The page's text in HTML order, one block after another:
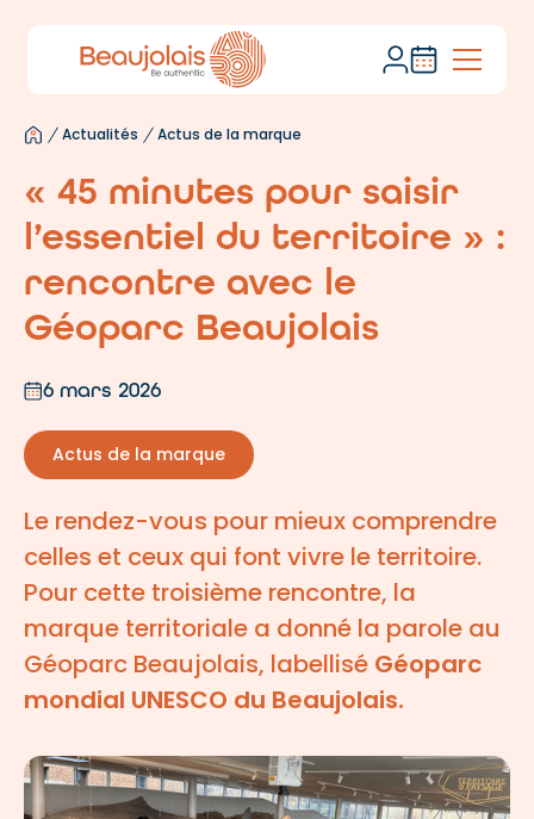
Actualités Actus de la marque
« 45 minutes pour saisir
l’essentiel du territoire » :
rencontre avec le
Géoparc Beaujolais
6 mars 2026
Actus de la marque
Le rendez-vous pour mieux comprendre
celles et ceux qui font vivre le territoire.
Pour cette troisième rencontre, la
marque territoriale a donné la parole au
Géoparc Beaujolais, labellisé Géoparc
mondial UNESCO du Beaujolais.